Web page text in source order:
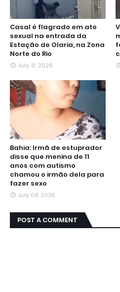
Casal é flagrado em ato
sexual na entrada da
Estação de Olaria, na Zona
Norte do Rio
July 31, 2026
Bahia: Irmã de estuprador
disse que menina de 11
anos com autismo
chamou o irmão dela para
fazer sexo
July 08, 2026
POST A COMMENT